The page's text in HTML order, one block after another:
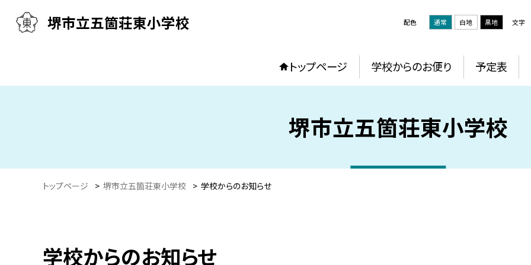
堺市立五箇荘東小学校 配色 通常 白地 黒地 文字
トップページ 学校からのお便り 予定表
堺市立五箇荘東小学校
トップページ > 堺市立五箇荘東小学校 > 学校からのお知らせ
学校からのお知らせ